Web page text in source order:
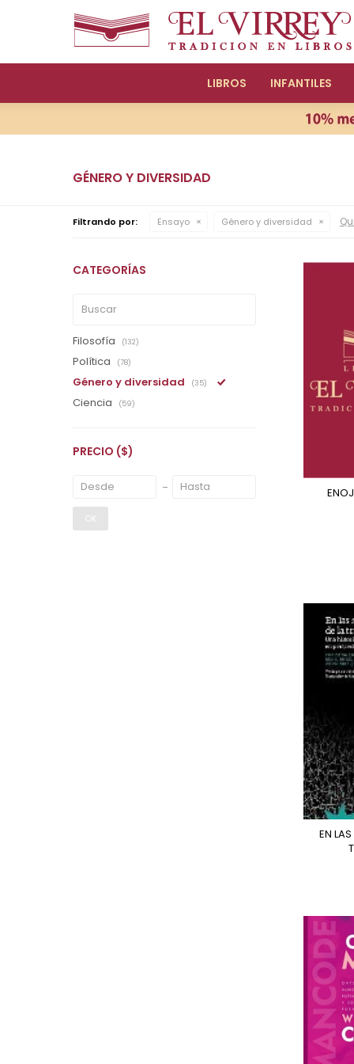
LIBROS INFANTILES
GÉNERO Y DIVERSIDAD
Filtrando por: Ensayo Género y diversidad
EN LAS SOMBRAS DE LA
CATEGORÍAS
Filosofía (132)
Política (78)
Género y diversidad (35)
Ciencia (59)
PRECIO ($)
OK